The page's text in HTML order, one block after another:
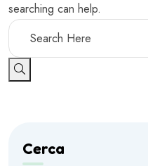
searching can help.
Cerca